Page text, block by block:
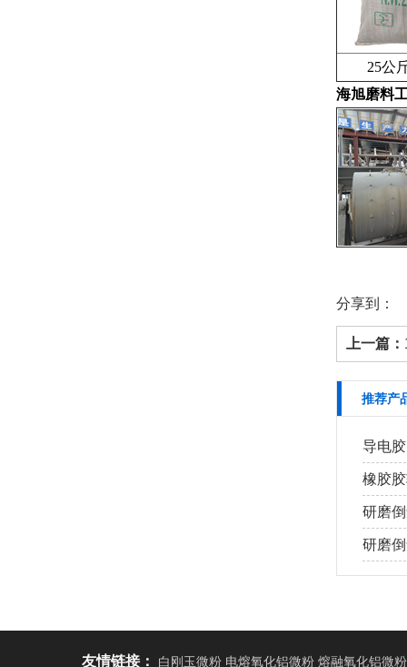
25公斤
海旭磨料
分享到：
上一篇：
推荐产
导电
橡胶
研磨
研磨
友情链接： 白刚玉微粉 电熔氧化铝微粉 熔融氧化铝微粉